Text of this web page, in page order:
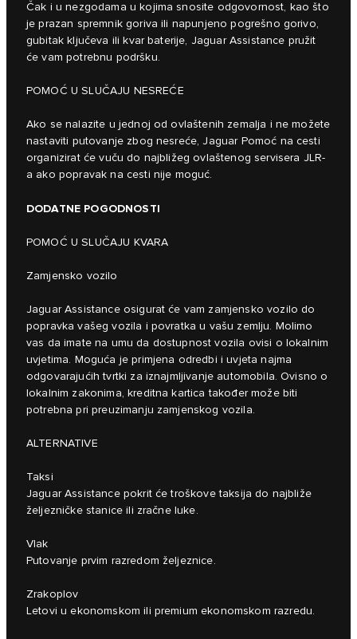
Čak i u nezgodama u kojima snosite odgovornost, kao što
je prazan spremnik goriva ili napunjeno pogrešno gorivo,
gubitak ključeva ili kvar baterije, Jaguar Assistance pružit
će vam potrebnu podršku.
POMOĆ U SLUČAJU NESREĆE
Ako se nalazite u jednoj od ovlaštenih zemalja i ne možete
nastaviti putovanje zbog nesreće, Jaguar Pomoć na cesti
organizirat će vuču do najbližeg ovlaštenog servisera JLR-
a ako popravak na cesti nije moguć.
DODATNE POGODNOSTI
POMOĆ U SLUČAJU KVARA
Zamjensko vozilo
Jaguar Assistance osigurat će vam zamjensko vozilo do
popravka vašeg vozila i povratka u vašu zemlju. Molimo
vas da imate na umu da dostupnost vozila ovisi o lokalnim
uvjetima. Moguća je primjena odredbi i uvjeta najma
odgovarajućih tvrtki za iznajmljivanje automobila. Ovisno o
lokalnim zakonima, kreditna kartica također može biti
potrebna pri preuzimanju zamjenskog vozila.
ALTERNATIVE
Taksi
Jaguar Assistance pokrit će troškove taksija do najbliže
željezničke stanice ili zračne luke.
Vlak
Putovanje prvim razredom željeznice.
Zrakoplov
Letovi u ekonomskom ili premium ekonomskom razredu.